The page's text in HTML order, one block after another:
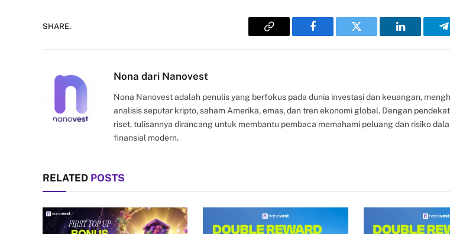
SHARE.
Copy
Facebook Twitter LinkedIn
Nona dari Nanovest
Nona Nanovest adalah penulis yang berfokus pada dunia investasi dan keuangan,
analisis seputar kripto, saham Amerika, emas, dan tren ekonomi global. Dengan
riset, tulisannya dirancang untuk membantu pembaca memahami peluang dan risiko
finansial modern.
RELATED POSTS